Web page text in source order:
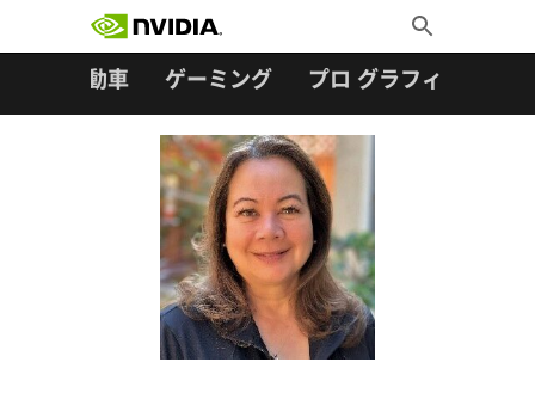
Toggle
Search
自動車 ゲーミング プロ グラフィックス